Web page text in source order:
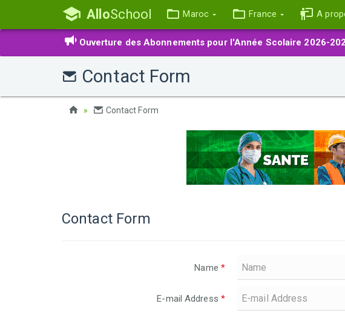
AlloSchool Maroc France A
Ouverture des Abonnements pour l'Année Scolaire 2026-
Contact Form
Contact Form
Contact Form
Name *
E-mail Address *